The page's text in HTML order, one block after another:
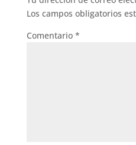
Los campos obligatorios
Comentario *